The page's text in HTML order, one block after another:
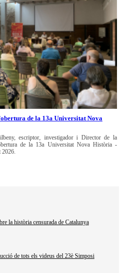
de la 13a Universitat Nova
escriptor, investigador i Director de la
de la 13a Universitat Nova Història -
la història censurada de Catalunya
de tots els videus del 23è Simposi